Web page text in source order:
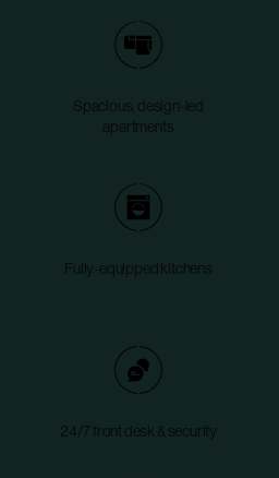
Spacious, design-led
apartments
Fully-equipped kitchens
24/7 front desk & security